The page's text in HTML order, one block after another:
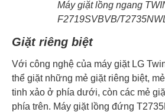
Máy giặt lồng ngang
F2719SVBVB/
Giặt riêng biệt
Với công nghệ của máy giặt LG
thể giặt những mẻ giặt riêng biệt,
tinh xảo ở phía dưới, còn các mẻ
phía trên. Máy giặt lồng đứng